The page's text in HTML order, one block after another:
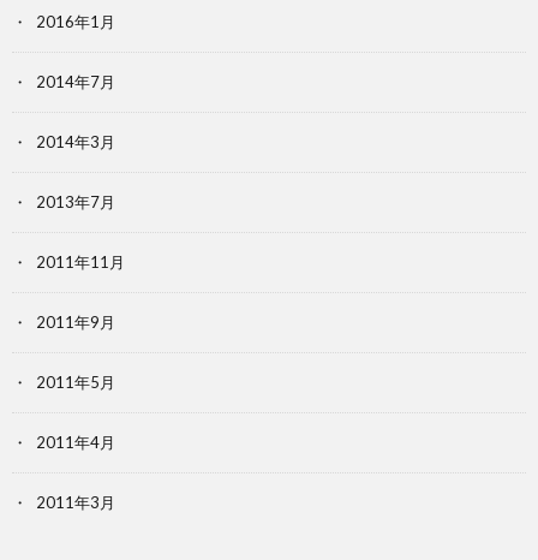
2016年1月
2014年7月
2014年3月
2013年7月
2011年11月
2011年9月
2011年5月
2011年4月
2011年3月